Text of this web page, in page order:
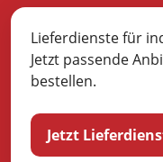
Lieferdienste für
Jetzt passende
bestellen.
Jetzt